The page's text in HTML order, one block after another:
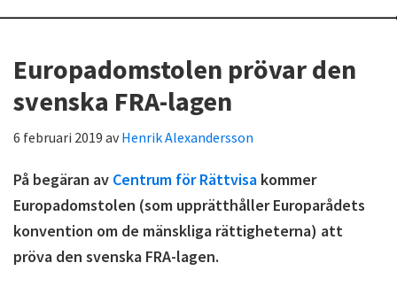
Europadomstolen prövar den
svenska FRA-lagen
6 februari 2019 avHenrik Alexandersson
På begäran av Centrum för Rättvisa kommer
Europadomstolen (som upprätthåller Europarådets
konvention om de mänskliga rättigheterna) att
pröva den svenska FRA-lagen.